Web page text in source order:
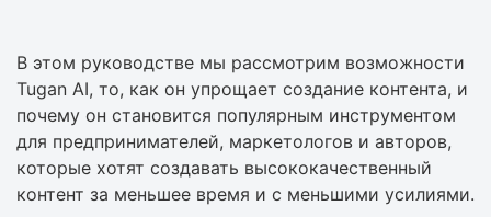
В этом руководстве мы рассмотрим возможности
Tugan AI, то, как он упрощает создание контента, и
почему он становится популярным инструментом
для предпринимателей, маркетологов и авторов,
которые хотят создавать высококачественный
контент за меньшее время и с меньшими усилиями.